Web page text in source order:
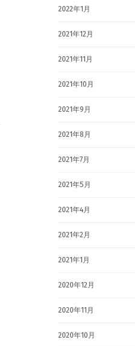
2022年1月
2021年12月
2021年11月
2021年10月
2021年9月
2021年8月
2021年7月
2021年5月
2021年4月
2021年2月
2021年1月
2020年12月
2020年11月
2020年10月